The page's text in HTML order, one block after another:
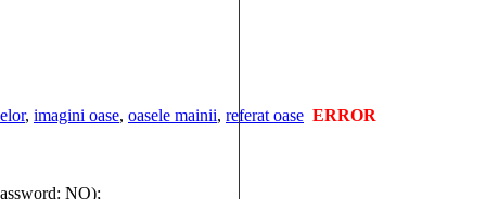
, imagini oase, oasele mainii, referat oase ERROR
NO);